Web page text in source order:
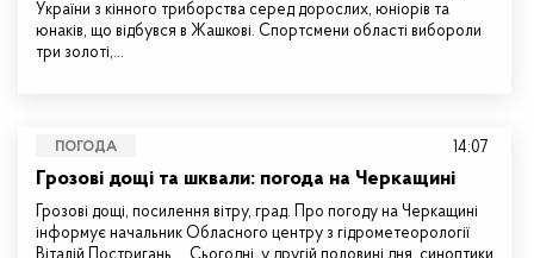
України з кінного триборства серед дорослих, юніорів та
юнаків, що відбувся в Жашкові. Спортсмени області вибороли
три золоті,…
ПОГОДА
Грозові дощі та шквали: погода на Черкащині
Грозові дощі, посилення вітру, град. Про погоду на Черкащині
інформує начальник Обласного центру з гідрометеорології
14:07